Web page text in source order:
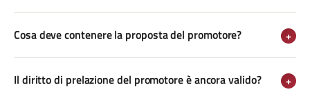
Cosa deve contenere la proposta del promotore? +
Il diritto di prelazione del promotore è ancora valido? +